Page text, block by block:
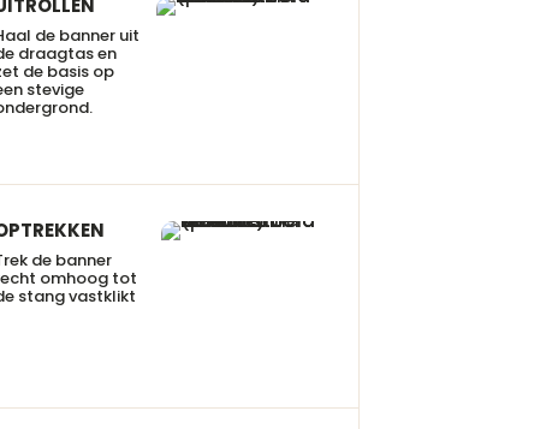
de banner uit
draagtas en
de basis op
stevige
de banner
omhoog tot
stang vastklikt